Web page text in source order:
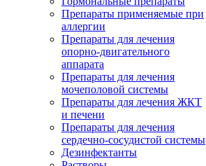
Препараты применяемые при
аллергии
Препараты для лечения
опорно-двигательного
аппарата
Препараты для лечения
мочеполовой системы
Препараты для лечения ЖКТ
и печени
Препараты для лечения
сердечно-сосудистой системы
Дезинфектанты